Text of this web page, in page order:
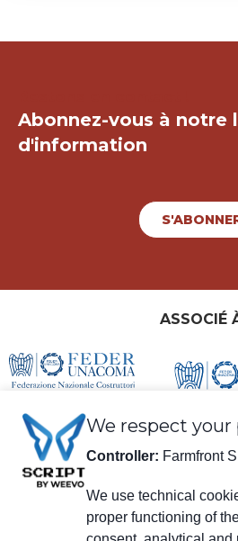
Abonnez-vous à notre
d'information
ASSOCIÉ
We respect your
Controller: Farmfront
We use technical
proper functioning of